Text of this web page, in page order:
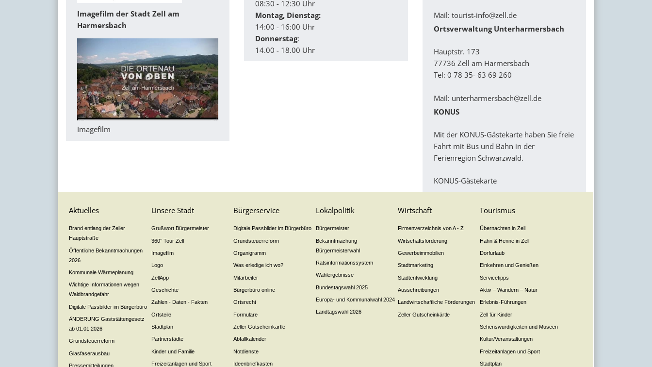
Imagefilm der Stadt Zell am
Harmersbach
Imagefilm
08:30 - 12:30 Uhr
Montag, Dienstag:
14:00 - 16:00 Uhr
Donnerstag:
14.00 - 18.00 Uhr
Mail:tourist-info@zell.de
Ortsverwaltung Unterharmersbach
Hauptstr. 173
77736 Zell am Harmersbach
Tel: 0 78 35- 63 69 260
Mail: unterharmersbach@zell.de
KONUS
Mit der KONUS-Gästekarte haben Sie freie
Fahrt mit Bus und Bahn in der
Ferienregion Schwarzwald.
KONUS-Gästekarte
Aktuelles
Brand entlang der Zeller
Hauptstraße
Öffentliche Bekanntmachungen
2026
Kommunale Wärmeplanung
Wichtige Informationen wegen
Waldbrandgefahr
Digitale Passbilder im Bürgerbüro
ÄNDERUNG Gaststättengesetz
ab 01.01.2026
Grundsteuerreform
Glasfaserausbau
Pressemitteilungen
Unsere Stadt
Grußwort Bürgermeister
360° Tour Zell
Imagefilm
Logo
ZellApp
Geschichte
Zahlen - Daten - Fakten
Ortsteile
Stadtplan
Partnerstädte
Kinder und Familie
Freizeitanlagen und Sport
Bürgerservice
Digitale Passbilder im Bürgerbüro
Grundsteuerreform
Organigramm
Was erledige ich wo?
Mitarbeiter
Bürgerbüro online
Ortsrecht
Formulare
Zeller Gutscheinkärtle
Abfallkalender
Notdienste
Ideenbriefkasten
Lokalpolitik
Bürgermeister
Bekanntmachung
Bürgermeisterwahl
Ratsinformationssystem
Wahlergebnisse
Bundestagswahl 2025
Europa- und Kommunalwahl 2024
Landtagswahl 2026
Wirtschaft
Firmenverzeichnis von A - Z
Wirtschaftsförderung
Gewerbeimmobilien
Stadtmarketing
Stadtentwicklung
Ausschreibungen
Landwirtschaftliche Förderungen
Zeller Gutscheinkärtle
Tourismus
Übernachten in Zell
Hahn & Henne in Zell
Dorfurlaub
Einkehren und Genießen
Servicetipps
Aktiv – Wandern – Natur
Erlebnis-Führungen
Zell für Kinder
Sehenswürdigkeiten und Museen
Kultur/Veranstaltungen
Freizeitanlagen und Sport
Stadtplan